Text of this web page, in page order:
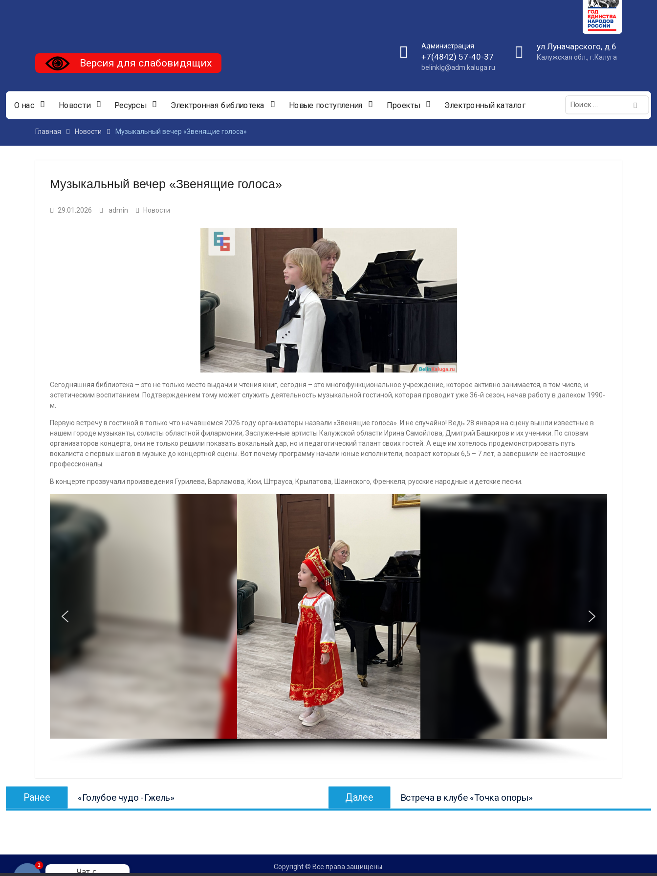
Администрация
+7(4842) 57-40-37
belinklg@adm.kaluga.ru
ул.Луначарского, д.6
Калужская обл., г.Калуга
Версия для слабовидящих
О нас Новости Ресурсы Электронная библиотека Новые поступления Проекты Электронный каталог
Поиск:
Главная Новости Музыкальный вечер «Звенящие голоса»
Музыкальный вечер «Звенящие голоса»
29.01.2026 admin Новости
Сегодняшняя библиотека – это не только место выдачи и чтения книг, сегодня – это многофункциональное учреждение, которое активно занимается, в том числе, и
эстетическим воспитанием. Подтверждением тому может служить деятельность музыкальной гостиной, которая проводит уже 36-й сезон, начав работу в далеком 1990-
м.
Первую встречу в гостиной в только что начавшемся 2026 году организаторы назвали «Звенящие голоса». И не случайно! Ведь 28 января на сцену вышли известные в
нашем городе музыканты, солисты областной филармонии, Заслуженные артисты Калужской области Ирина Самойлова, Дмитрий Башкиров и их ученики. По словам
организаторов концерта, они не только решили показать вокальный дар, но и педагогический талант своих гостей. А еще им хотелось продемонстрировать путь
вокалиста с первых шагов в музыке до концертной сцены. Вот почему программу начали юные исполнители, возраст которых 6,5 – 7 лет, а завершили ее настоящие
профессионалы.
В концерте прозвучали произведения Гурилева, Варламова, Кюи, Штрауса, Крылатова, Шаинского, Френкеля, русские народные и детские песни.
Навигация
Ранее Предыдущая
запись:
«Голубое чудо -Гжель» Далее
запись:
Встреча в клубе «Точка опоры»
Copyright © Все права защищены.
1
Чат с